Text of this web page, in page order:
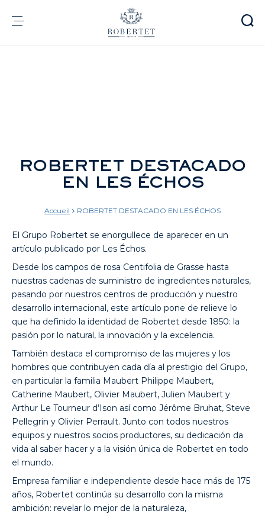
Compromisos
Información financiera
Contacto
e-Robertet
ROBERTET DESTACADO
EN LES ÉCHOS
Accueil ROBERTET DESTACADO EN LES ÉCHOS
El Grupo Robertet se enorgullece de aparecer en un
artículo publicado por Les Échos.
Desde los campos de rosa Centifolia de Grasse hasta
nuestras cadenas de suministro de ingredientes naturales,
pasando por nuestros centros de producción y nuestro
desarrollo internacional, este artículo pone de relieve lo
que ha definido la identidad de Robertet desde 1850: la
pasión por lo natural, la innovación y la excelencia.
También destaca el compromiso de las mujeres y los
hombres que contribuyen cada día al prestigio del Grupo,
en particular la familia Maubert Philippe Maubert,
Catherine Maubert, Olivier Maubert, Julien Maubert y
Arthur Le Tourneur d’Ison así como Jérôme Bruhat, Steve
Pellegrin y Olivier Perrault. Junto con todos nuestros
equipos y nuestros socios productores, su dedicación da
vida al saber hacer y a la visión única de Robertet en todo
el mundo.
Empresa familiar e independiente desde hace más de 175
años, Robertet continúa su desarrollo con la misma
ambición: revelar lo mejor de la naturaleza,